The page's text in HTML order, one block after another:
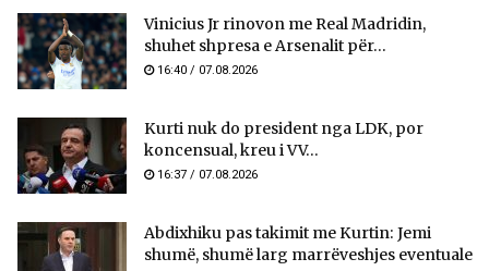
Vinicius Jr rinovon me Real Madridin,
shuhet shpresa e Arsenalit për...
16:40 / 07.08.2026
Kurti nuk do president nga LDK, por
koncensual, kreu i VV...
16:37 / 07.08.2026
Abdixhiku pas takimit me Kurtin: Jemi
shumë, shumë larg marrëveshjes eventuale